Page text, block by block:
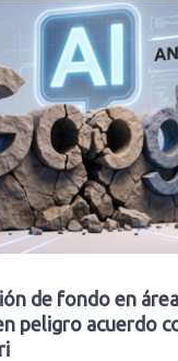
de fondo en
peligro acuerdo